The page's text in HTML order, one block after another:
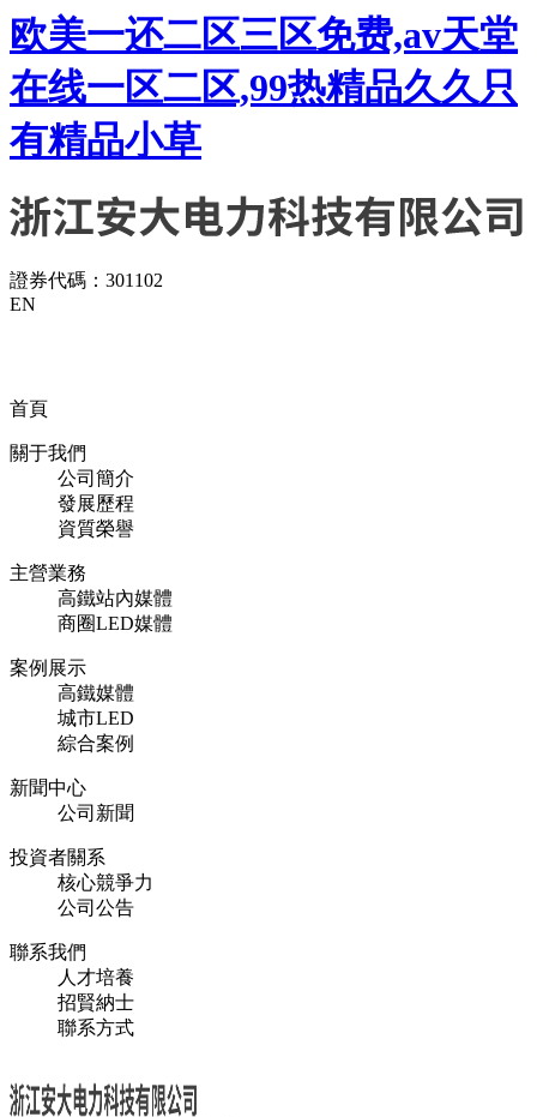
欧美一还二区三区免费,av天堂
在线一区二区,99热精品久久只
有精品小草
證券代碼：301102
EN
首頁
關于我們
公司簡介
發展歷程
資質榮譽
主營業務
高鐵站內媒體
商圈LED媒體
案例展示
高鐵媒體
城市LED
綜合案例
新聞中心
公司新聞
投資者關系
核心競爭力
公司公告
聯系我們
人才培養
招賢納士
聯系方式